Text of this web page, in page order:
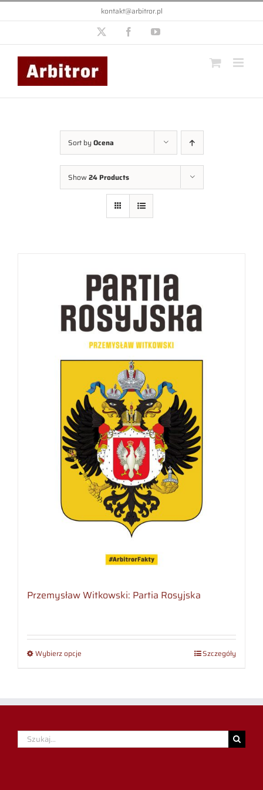
Przejdź
do
kontakt@arbitror.pl
FacebookYouTube
Sort byOcena
Show24 Products
Przemysław Witkowski: Partia Rosyjska
Wybierz opcje Szczegóły
Szukaj